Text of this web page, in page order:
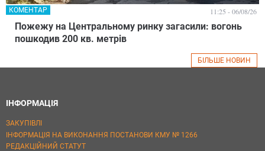
Пожежу на Центральному ринку загасили: вогонь
пошкодив 200 кв. метрів
КОМЕНТАР 11:25 - 06/08/26
БІЛЬШЕ НОВИН
ІНФОРМАЦІЯ
ЗАКУПІВЛІ
ІНФОРМАЦІЯ НА ВИКОНАННЯ ПОСТАНОВИ КМУ № 1266
РЕДАКЦІЙНИЙ СТАТУТ